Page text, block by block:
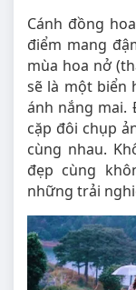
Cánh đồng
điểm mang
mùa hoa nở
sẽ là một biển
ánh nắng mai.
cặp đôi chụp
cùng nhau.
đẹp cùng
những trải